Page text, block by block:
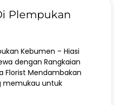
Plempukan
Kebumen – Hiasi
dengan Rangkaian
Florist Mendambakan
memukau untuk